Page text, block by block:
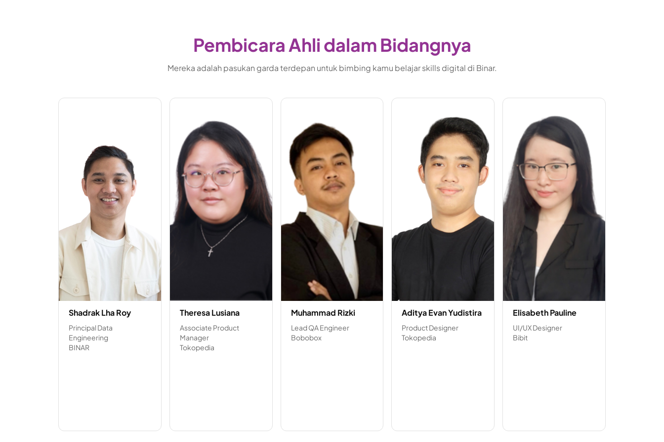
Pembicara Ahli dalam Bidangnya
Mereka adalah pasukan garda terdepan untuk bimbing kamu belajar skills digital di Binar.
Shadrak Lha Roy
Principal Data
Engineering
BINAR
Theresa Lusiana
Associate Product
Manager
Tokopedia
Muhammad Rizki
Lead QA Engineer
Bobobox
Aditya Evan Yudistira
Product Designer
Tokopedia
Elisabeth Pauline
UI/UX Designer
Bibit